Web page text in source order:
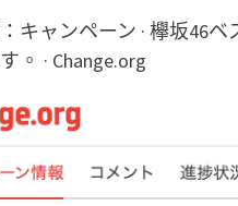
キャンペーン · 欅坂46
。 · Change.org